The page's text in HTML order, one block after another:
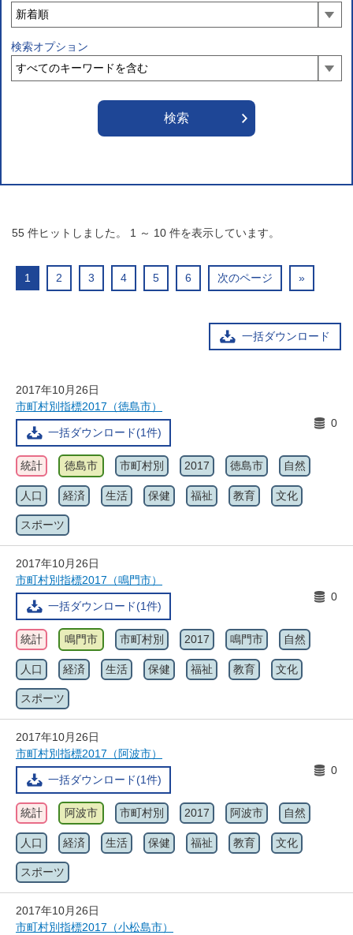
検索オプション
55 件ヒットしました。 1 ～ 10 件を表示しています。
1 2 3 4 5 6 次のページ »
一括ダウンロード
2017年10月26日
市町村別指標2017（徳島市）
一括ダウンロード(1件)
0
統計 徳島市 市町村別 2017 徳島市 自然
人口 経済 生活 保健 福祉 教育 文化
スポーツ
2017年10月26日
市町村別指標2017（鳴門市）
一括ダウンロード(1件)
0
統計 鳴門市 市町村別 2017 鳴門市 自然
人口 経済 生活 保健 福祉 教育 文化
スポーツ
2017年10月26日
市町村別指標2017（阿波市）
一括ダウンロード(1件)
0
統計 阿波市 市町村別 2017 阿波市 自然
人口 経済 生活 保健 福祉 教育 文化
スポーツ
2017年10月26日
市町村別指標2017（小松島市）